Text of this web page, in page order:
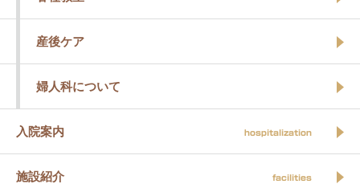
産後ケア
婦人科について
入院案内 hospitalization
施設紹介 facilities